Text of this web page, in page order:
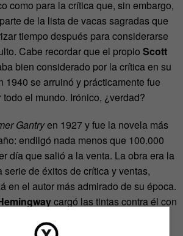
como para la crítica que, sin embargo,
de la lista de vacas sagradas que
tiempo después para considerarse
Cabe recordar que el propio Scott
bien considerado por la crítica en su
1940 se arruinó y prácticamente fue
el mundo. Irónico, ¿verdad?
Gantryen 1927 y fue la novela más
endilgó nada menos que 100.000
día que salió a la venta. La obra era la
serie de éxitos de crítica y ventas,
en el autor más admirado de su época.
cargó las tintas contra él con